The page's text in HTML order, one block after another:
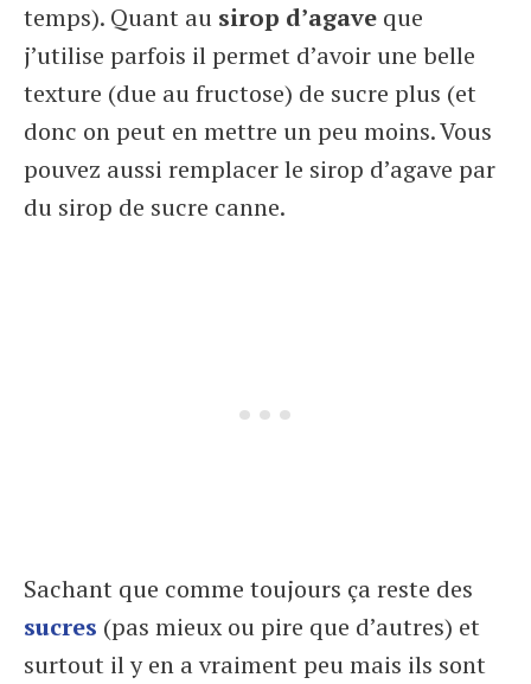
temps). Quant au sirop d’agave que
j’utilise parfois il permet d’avoir une belle
texture (due au fructose) de sucre plus (et
donc on peut en mettre un peu moins. Vous
pouvez aussi remplacer le sirop d’agave par
du sirop de sucre canne.
Sachant que comme toujours ça reste des
sucres (pas mieux ou pire que d’autres) et
surtout il y en a vraiment peu mais ils sont